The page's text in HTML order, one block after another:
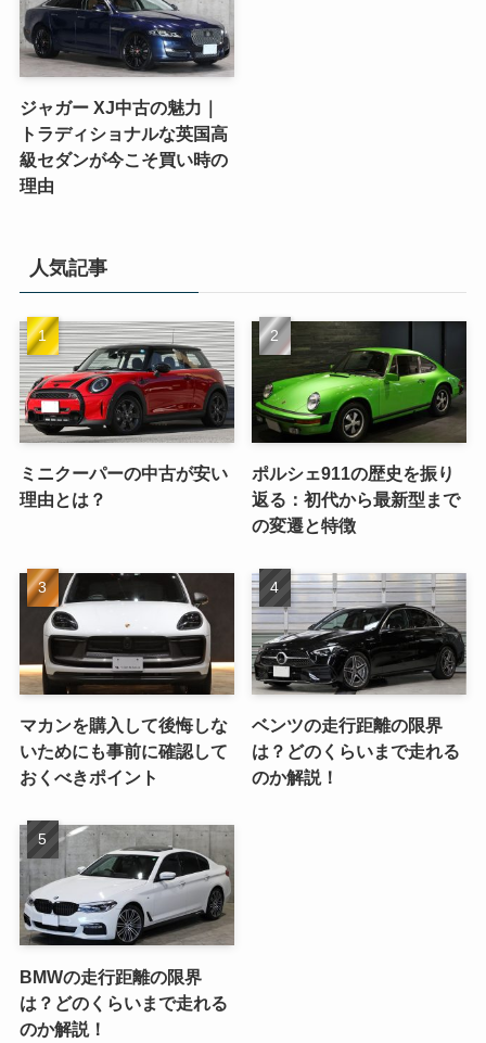
ジャガー XJ中古の魅力｜
トラディショナルな英国高
級セダンが今こそ買い時の
理由
人気記事
ミニクーパーの中古が安い
理由とは？
ポルシェ911の歴史を振り
返る：初代から最新型まで
の変遷と特徴
マカンを購入して後悔しな
いためにも事前に確認して
おくべきポイント
ベンツの走行距離の限界
は？どのくらいまで走れる
のか解説！
BMWの走行距離の限界
は？どのくらいまで走れる
のか解説！